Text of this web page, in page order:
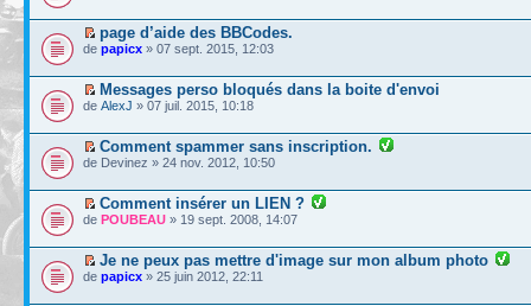
page d’aide des BBCodes.
de papicx » 07 sept. 2015, 12:03
Messages perso bloqués dans la boite d'envoi
de AlexJ » 07 juil. 2015, 10:18
Comment spammer sans inscription.
de Devinez » 24 nov. 2012, 10:50
Comment insérer un LIEN ?
de POUBEAU » 19 sept. 2008, 14:07
Je ne peux pas mettre d'image sur mon album photo
de papicx » 25 juin 2012, 22:11